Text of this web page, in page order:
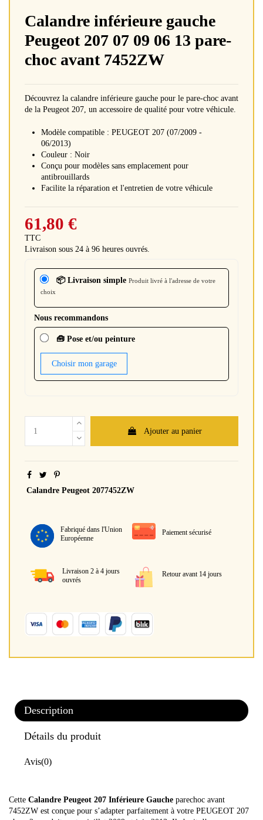
Calandre inférieure gauche
Peugeot 207 07 09 06 13 pare-
choc avant 7452ZW
Découvrez la calandre inférieure gauche pour le pare-choc avant
de la Peugeot 207, un accessoire de qualité pour votre véhicule.
Modèle compatible : PEUGEOT 207 (07/2009 -
06/2013)
Couleur : Noir
Conçu pour modèles sans emplacement pour
antibrouillards
Facilite la réparation et l'entretien de votre véhicule
61,80 €
TTC
Livraison sous 24 à 96 heures ouvrés.
📦 Livraison simple Produit livré à l'adresse de votre
choix
Nous recommandons
🧰 Pose et/ou peinture
Choisir mon garage
Ajouter au panier
Calandre Peugeot 2077452ZW
Fabriqué dans l'Union
Européenne
Paiement sécurisé
Livraison 2 à 4 jours
ouvrés
Retour avant 14 jours
Description
Détails du produit
Avis(0)
Cette Calandre Peugeot 207 Inférieure Gauche parechoc avant
7452ZW est conçue pour s’adapter parfaitement à votre PEUGEOT 207